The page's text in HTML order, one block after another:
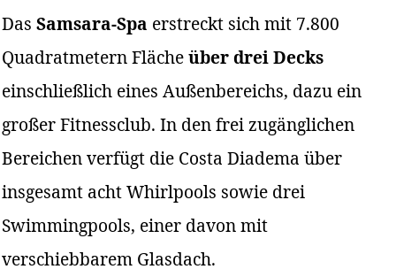
DasSamsara-Spa erstreckt sich mit 7.800
Quadratmetern Flächeüber drei Decks
einschließlich eines Außenbereichs, dazu ein
großer Fitnessclub. In den frei zugänglichen
Bereichen verfügt die Costa Diadema über
insgesamt acht Whirlpools sowie drei
Swimmingpools, einer davon mit
verschiebbarem Glasdach.